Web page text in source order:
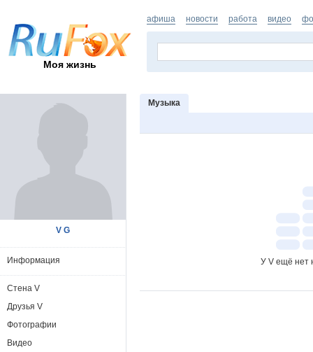
Моя жизнь
афиша новости работа видео
Музыка
У V ещё нет
V G
Информация
Стена V
Друзья V
Фотографии
Видео